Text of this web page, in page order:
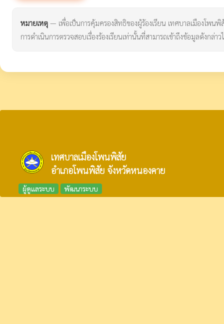
หมายเหตุ — เพื่อเป็นการคุ้มครองสิทธิของผู้ร้องเรียน เทศบาลเมืองโพ
การดำเนินการตรวจสอบเรื่องร้องเรียนเท่านั้นที่สามารถเข้าถึงข้อมูลดังกล่าว
เทศบาลเมืองโพนพิสัย
อำเภอโพนพิสัย จังหวัดหนองคาย
ผู้ดูแลระบบ พัฒนาระบบ